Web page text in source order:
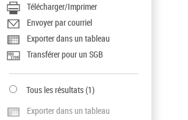
Télécharger/Imprimer
Envoyer par courriel
Exporter dans un tableau
Transférer pour un SGB
Tous les résultats(1)
Exporter dans un tableau